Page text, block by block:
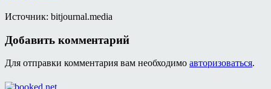
Источник: bitjournal.media
Добавить комментарий
Для отправки комментария вам необходимо авторизоваться.